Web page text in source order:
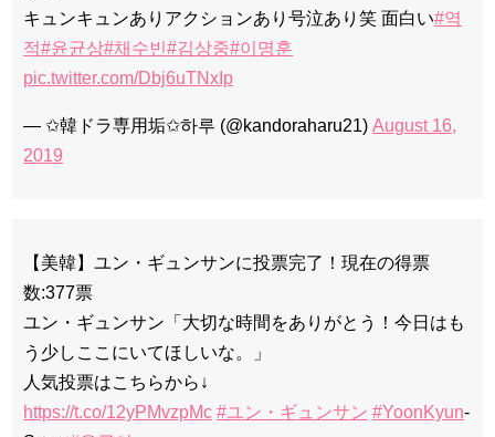
キュンキュンありアクションあり号泣あり笑 面白い#역
적#윤균상#채수빈 #김상중#이명훈
pic.twitter.com/Dbj6uTNxIp
— ✩韓ドラ専用垢✩하루 (@kandoraharu21) August 16,
2019
【美韓】ユン・ギュンサンに投票完了！現在の得票
数:377票
ユン・ギュンサン「大切な時間をありがとう！今日はも
う少しここにいてほしいな。」
人気投票はこちらから↓
https://t.co/12yPMvzpMc #ユン・ギュンサン #YoonKyun-